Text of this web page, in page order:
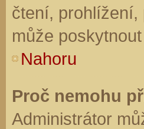
čtení, prohlížení,
může
Nahoru
Proč nemohu
Administrátor